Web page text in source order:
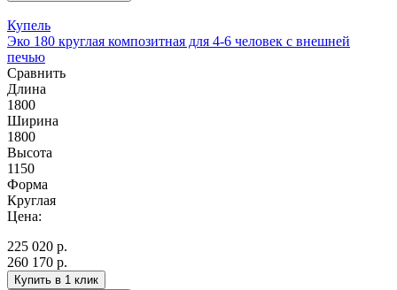
Купель
Эко 180 круглая композитная для 4-6 человек с внешней
печью
Сравнить
Длина
1800
Ширина
1800
Высота
1150
Форма
Круглая
Цена:
225 020 р.
260 170 р.
Купить в 1 клик